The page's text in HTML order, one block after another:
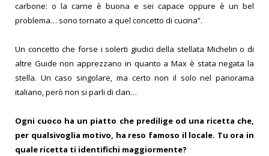
carbone: o la carne è buona e sei capace oppure è un bel
problema… sono tornato a quel concetto di cucina”.
Un concetto che forse i solerti giudici della stellata Michelin o di
altre Guide non apprezzano in quanto a Max è stata negata la
stella. Un caso singolare, ma certo non il solo nel panorama
italiano, però non si parli di clan…
Ogni cuoco ha un piatto che predilige od una ricetta che,
per qualsivoglia motivo, ha reso famoso il locale. Tu ora in
quale ricetta ti identifichi maggiormente?